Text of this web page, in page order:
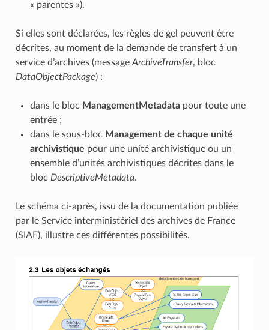
« parentes »).
Si elles sont déclarées, les règles de gel peuvent être
décrites, au moment de la demande de transfert à un
service d’archives (message ArchiveTransfer, bloc
DataObjectPackage) :
dans le bloc ManagementMetadatapour toute une
entrée ;
dans le sous-bloc Management de chaque unité
archivistique pour une unité archivistique ou un
ensemble d’unités archivistiques décrites dans le
bloc DescriptiveMetadata.
Le schéma ci-après, issu de la documentation publiée
par le Service interministériel des archives de France
(SIAF), illustre ces différentes possibilités.